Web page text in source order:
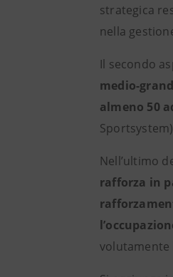
strategica
nella
Il secondo
medio-
almeno 50
Nell’ultimo
rafforza in
volutamente